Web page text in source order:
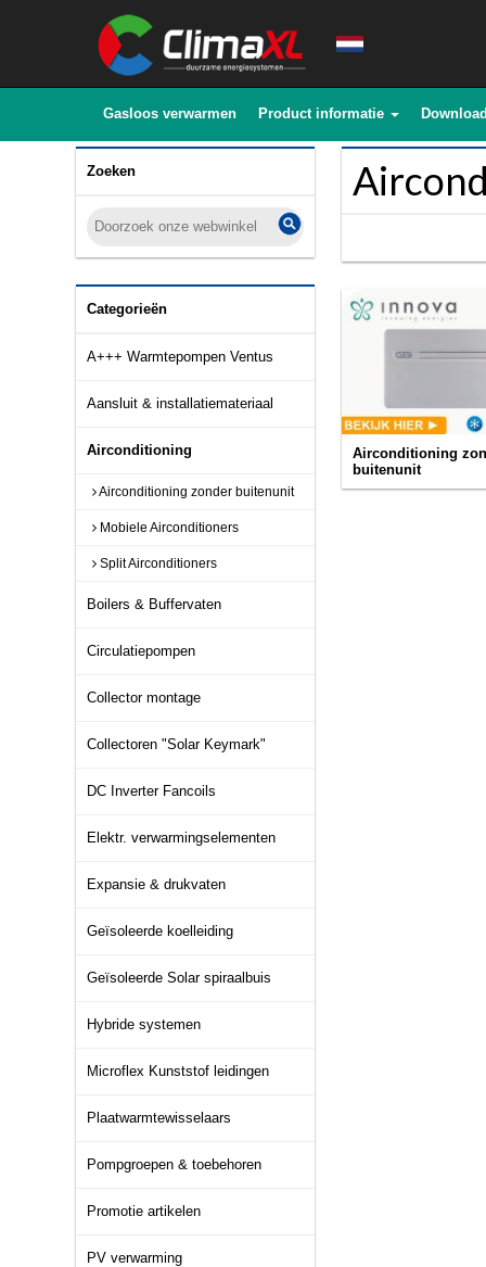
Gasloos verwarmen Product informatie
Zoeken
Categorieën
A+++ Warmtepompen Ventus
Aansluit & installatiemateriaal
Airconditioning
Airconditioning zonder buitenunit
Mobiele Airconditioners
Split Airconditioners
Boilers & Buffervaten
Circulatiepompen
Collector montage
Collectoren "Solar Keymark"
DC Inverter Fancoils
Elektr. verwarmingselementen
Expansie & drukvaten
Geïsoleerde koelleiding
Geïsoleerde Solar spiraalbuis
Hybride systemen
Microflex Kunststof leidingen
Plaatwarmtewisselaars
Pompgroepen & toebehoren
Promotie artikelen
PV verwarming
Airconditioning
buitenunit